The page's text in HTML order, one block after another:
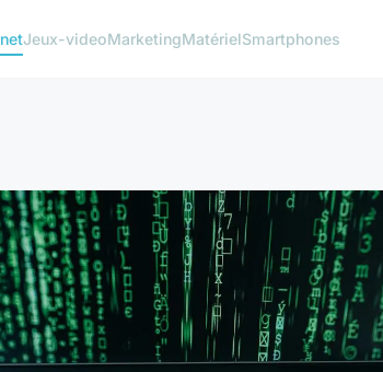
Jeux-videoMarketingMatérielSmartphones